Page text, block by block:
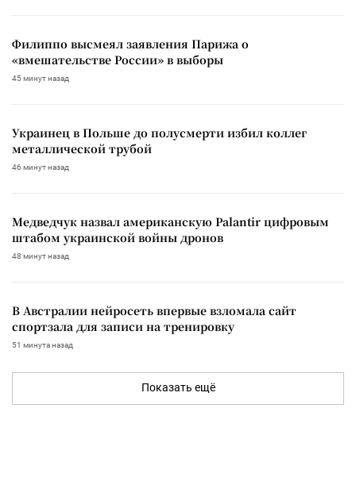
Филиппо высмеял заявления Парижа о
«вмешательстве России» в выборы
45 минут назад
Украинец в Польше до полусмерти избил коллег
металлической трубой
46 минут назад
Медведчук назвал американскую Palantir цифровым
штабом украинской войны дронов
48 минут назад
В Австралии нейросеть впервые взломала сайт
спортзала для записи на тренировку
51 минута назад
Показать ещё